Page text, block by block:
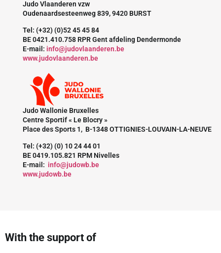
Judo Vlaanderen vzw
Oudenaardsesteenweg 839, 9420 BURST
Tel: (+32) (0)52 45 45 84
BE 0421.410.758 RPR Gent afdeling Dendermonde
E-mail: info@judovlaanderen.be
www.judovlaanderen.be
Judo Wallonie Bruxelles
Centre Sportif « Le Blocry »
Place des Sports 1, B-1348 OTTIGNIES-LOUVAIN-LA-NEUVE
Tel: (+32) (0) 10 24 44 01
BE 0419.105.821 RPM Nivelles
E-mail: info@judowb.be
www.judowb.be
With the support of